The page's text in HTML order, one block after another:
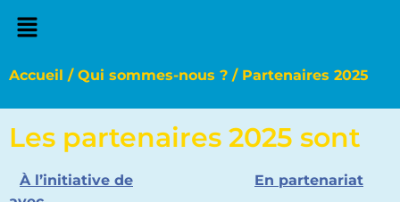
Accueil / Qui sommes-nous ? / Partenaires 2025
Les partenaires 2025 sont
Àl’initiative de
En partenariat